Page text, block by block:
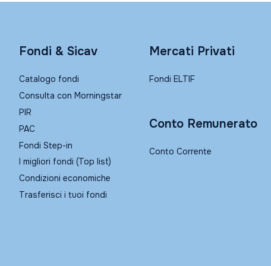
Fondi & Sicav
Catalogo fondi
Consulta con Morningstar
PIR
PAC
Fondi Step-in
I migliori fondi (Top list)
Condizioni economiche
Trasferisci i tuoi fondi
Mercati Privati
Fondi ELTIF
Conto Remunerato
Conto Corrente